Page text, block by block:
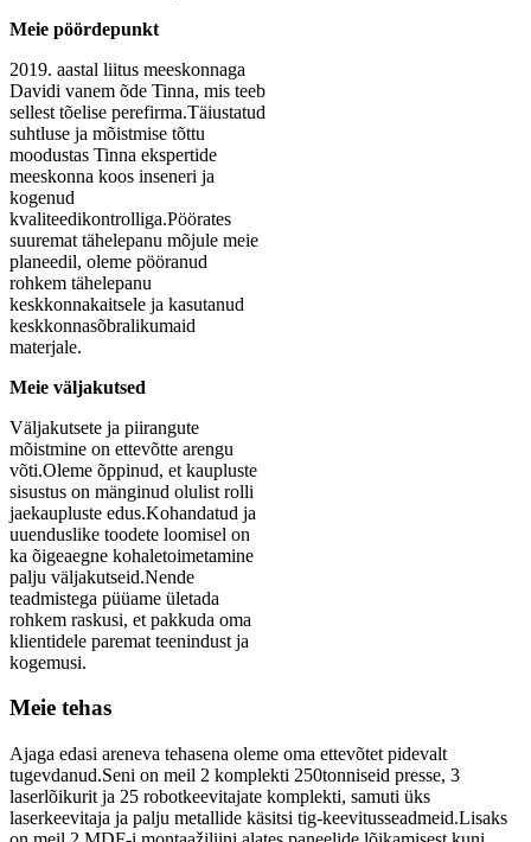
Meie pöördepunkt
2019. aastal liitus meeskonnaga
Davidi vanem õde Tinna, mis teeb
sellest tõelise perefirma.Täiustatud
suhtluse ja mõistmise tõttu
moodustas Tinna ekspertide
meeskonna koos inseneri ja
kogenud
kvaliteedikontrolliga.Pöörates
suuremat tähelepanu mõjule meie
planeedil, oleme pööranud
rohkem tähelepanu
keskkonnakaitsele ja kasutanud
keskkonnasõbralikumaid
materjale.
Meie väljakutsed
Väljakutsete ja piirangute
mõistmine on ettevõtte arengu
võti.Oleme õppinud, et kaupluste
sisustus on mänginud olulist rolli
jaekaupluste edus.Kohandatud ja
uuenduslike toodete loomisel on
ka õigeaegne kohaletoimetamine
palju väljakutseid.Nende
teadmistega püüame ületada
rohkem raskusi, et pakkuda oma
klientidele paremat teenindust ja
kogemusi.
Meie tehas
Ajaga edasi areneva tehasena oleme oma ettevõtet pidevalt
tugevdanud.Seni on meil 2 komplekti 250tonniseid presse, 3
laserlõikurit ja 25 robotkeevitajate komplekti, samuti üks
laserkeevitaja ja palju metallide käsitsi tig-keevitusseadmeid.Lisaks